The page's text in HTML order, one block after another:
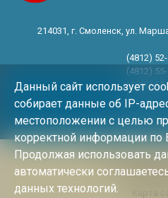
214031, г. Смоленск, ул.
(4812)
(4812)
(4812)
Год
Политика
Архив
Данный сайт использует
собирает данные об IP-
местоположении с целью
корректной информации по
Продолжая использовать
автоматически
данных технологий.